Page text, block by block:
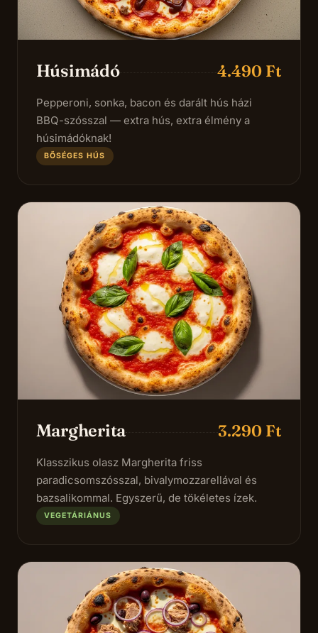
Húsimádó 4.490 Ft
Pepperoni, sonka, bacon és darált hús házi
BBQ-szósszal — extra hús, extra élmény a
húsimádóknak!
BŐSÉGES HÚS
Margherita 3.290 Ft
Klasszikus olasz Margherita friss
paradicsomszósszal, bivalymozzarellával és
bazsalikommal. Egyszerű, de tökéletes ízek.
VEGETÁRIÁNUS